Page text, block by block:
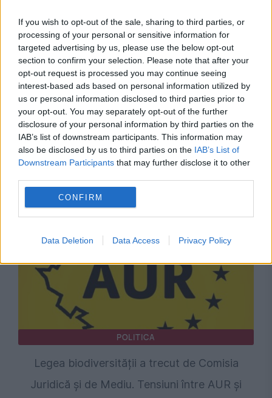
If you wish to opt-out of the sale, sharing to third parties, or
processing of your personal or sensitive information for
targeted advertising by us, please use the below opt-out
section to confirm your selection. Please note that after your
opt-out request is processed you may continue seeing
interest-based ads based on personal information utilized by
us or personal information disclosed to third parties prior to
your opt-out. You may separately opt-out of the further
disclosure of your personal information by third parties on the
IAB’s list of downstream participants. This information may
also be disclosed by us to third parties on the IAB’s List of
Downstream Participants that may further disclose it to other
CONFIRM
Data Deletion Data Access Privacy Policy
POLITICA
Bolojan: Agențiile de rating vor analiza trei
factori-cheie înainte de următoarea evaluare
a României
POLITICA
Legea biodiversității a trecut de Comisia
Juridică și de Mediu. Tensiuni între AUR și